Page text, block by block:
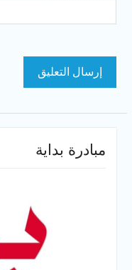
مبادرة بداية